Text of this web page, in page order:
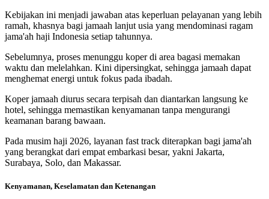
Kebijakan ini menjadi jawaban atas keperluan pelayanan yang lebih
ramah, khasnya bagi jamaah lanjut usia yang mendominasi ragam
jama'ah haji Indonesia setiap tahunnya.
Sebelumnya, proses menunggu koper di area bagasi memakan
waktu dan melelahkan. Kini dipersingkat, sehingga jamaah dapat
menghemat energi untuk fokus pada ibadah.
Koper jamaah diurus secara terpisah dan diantarkan langsung ke
hotel, sehingga memastikan kenyamanan tanpa mengurangi
keamanan barang bawaan.
Pada musim haji 2026, layanan fast track diterapkan bagi jama'ah
yang berangkat dari empat embarkasi besar, yakni Jakarta,
Surabaya, Solo, dan Makassar.
Kenyamanan, Keselamatan dan Ketenangan